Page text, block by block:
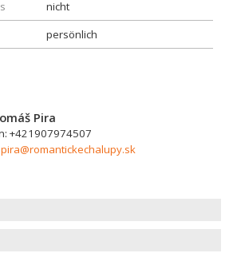
nicht
persönlich
Pira
+421907974507
pira@romantickechalupy.sk